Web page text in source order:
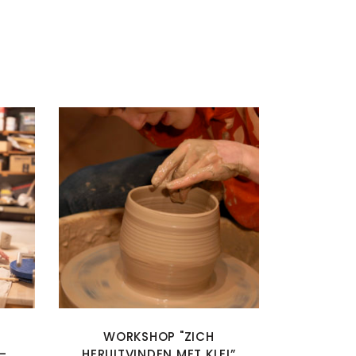
WORKSHOP "ZICH